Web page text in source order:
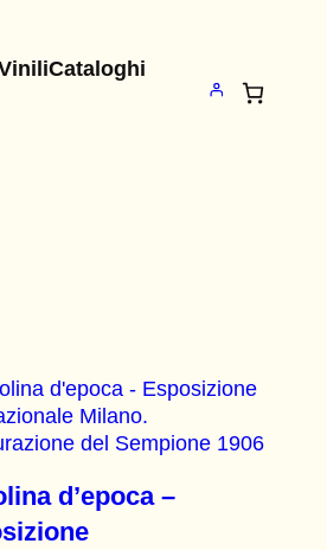
Cataloghi
d’epoca –